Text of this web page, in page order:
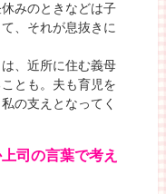
みのときなどは子
、それが息抜きに
、近所に住む義母
とも。夫も育児を
の支えとなってく
司の言葉で考え